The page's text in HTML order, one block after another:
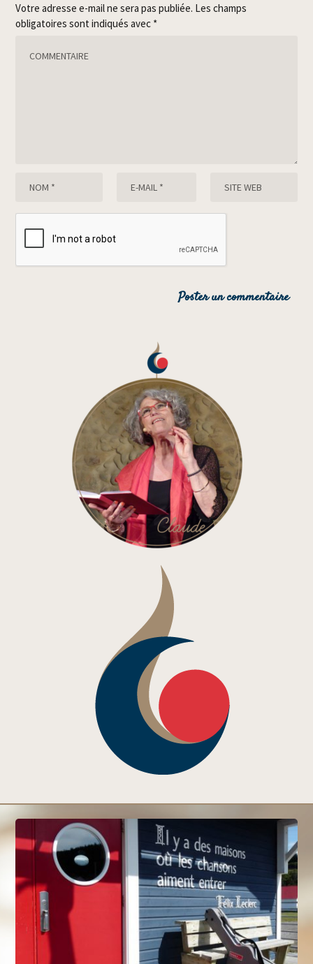
Votre adresse e-mail ne sera pas publiée. Les champs
obligatoires sont indiqués avec *